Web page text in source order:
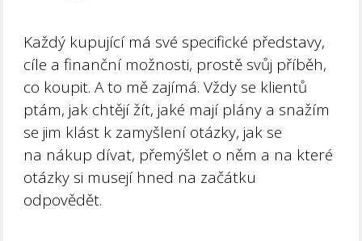
Každý kupující má své specifické představy,
cíle a finanční možnosti, prostě svůj příběh,
co koupit. A to mě zajímá. Vždy se klientů
ptám, jak chtějí žít, jaké mají plány a snažím
se jim klást k zamyšlení otázky, jak se
na nákup dívat, přemýšlet o něm a na které
otázky si musejí hned na začátku
odpovědět.